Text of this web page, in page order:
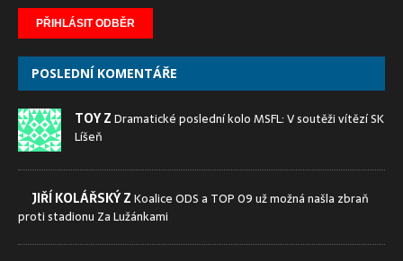
POSLEDNÍ KOMENTÁŘE
TOY ZDramatické poslední kolo MSFL: V soutěži vítězí SK
Líšeň
JIŘÍ KOLÁŘSKÝ ZKoalice ODS a TOP 09 už možná našla zbraň
proti stadionu Za Lužánkami